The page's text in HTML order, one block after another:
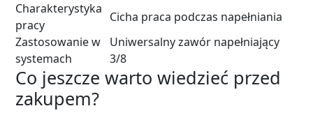
Charakterystyka
pracy
Cicha praca podczas napełniania
Zastosowanie w
systemach
Uniwersalny zawór napełniający
3/8
Co jeszcze warto wiedzieć przed
zakupem?